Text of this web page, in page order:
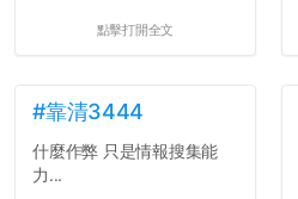
點擊打開全文
#靠清3444
什麼作弊 只是情報搜集能
力...